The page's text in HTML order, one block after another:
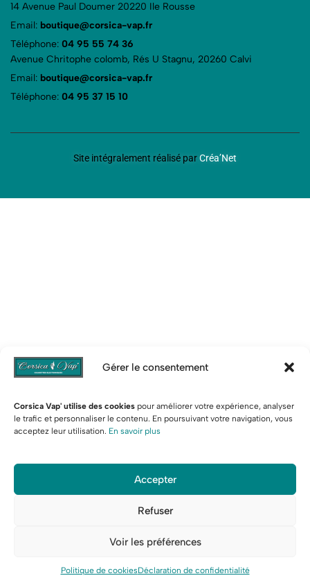
Gérer le consentement
Corsica Vap' utilise des cookies pour améliorer votre expérience, analyser
le trafic et personnaliser le contenu. En poursuivant votre navigation, vous
acceptez leur utilisation. En savoir plus
Accepter
Refuser
Voir les préférences
Politique de cookiesDéclaration de confidentialité
14 Avenue Paul Doumer 20220 Ile Rousse
Email: boutique@corsica-vap.fr
Téléphone: 04 95 55 74 36
Avenue Chritophe colomb, Rés U Stagnu, 20260 Calvi
Email: boutique@corsica-vap.fr
Téléphone: 04 95 37 15 10
Site intégralement réalisé parCréa’Net
Recherche Compte
Liste de
souhaits